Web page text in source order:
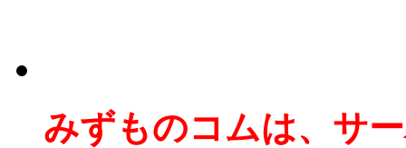
みずものコムは、サ